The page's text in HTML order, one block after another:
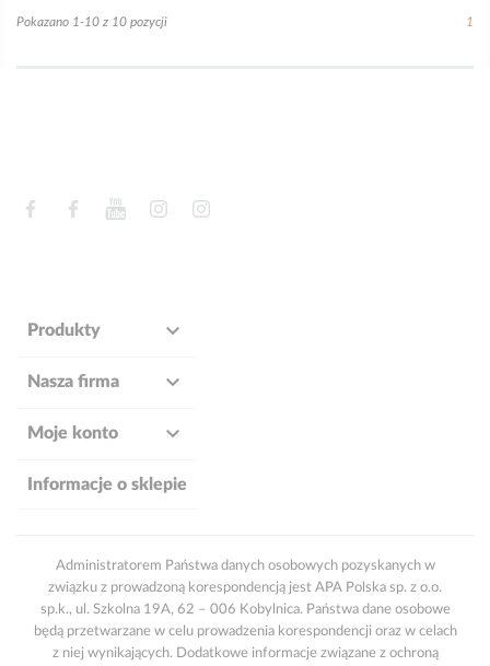
Pokazano 1-10 z 10 pozycji 1
FacebookFacebookYouTubeInstagram
Produkty 
Nasza firma 
Moje konto 
Informacje o sklepie
Administratorem Państwa danych osobowych pozyskanych w
związku z prowadzoną korespondencją jest APA Polska sp. z o.o.
sp.k., ul. Szkolna 19A, 62 – 006 Kobylnica. Państwa dane osobowe
będą przetwarzane w celu prowadzenia korespondencji oraz w celach
z niej wynikających. Dodatkowe informacje związane z ochroną